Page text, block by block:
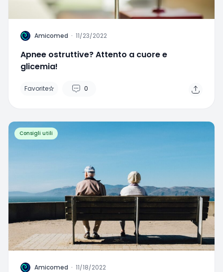
A Amicomed · 11/23/2022
Apnee ostruttive? Attento a cuore e
glicemia!
Favorite 0
Consigli utili
A Amicomed · 11/18/2022